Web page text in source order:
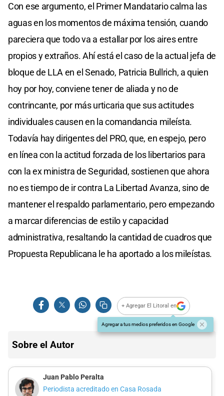
Con ese argumento, el Primer Mandatario calma las
aguas en los momentos de máxima tensión, cuando
pareciera que todo va a estallar por los aires entre
propios y extraños. Ahí está el caso de la actual jefa de
bloque de LLA en el Senado, Patricia Bullrich, a quien
hoy por hoy, conviene tener de aliada y no de
contrincante, por más urticaria que sus actitudes
individuales causen en la comandancia mileísta.
Todavía hay dirigentes del PRO, que, en espejo, pero
en línea con la actitud forzada de los libertarios para
con la ex ministra de Seguridad, sostienen que ahora
no es tiempo de ir contra La Libertad Avanza, sino de
mantener el respaldo parlamentario, pero empezando
a marcar diferencias de estilo y capacidad
administrativa, resaltando la cantidad de cuadros que
Propuesta Republicana le ha aportado a los mileístas.
+ Agregar El Litoral en
Agregar a tus medios preferidos en Google
Sobre el Autor
Juan Pablo Peralta
Periodista acreditado en Casa Rosada